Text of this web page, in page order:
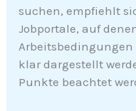
suchen, empfiehlt
Jobportale, auf
klar dargestellt
Punkte beachtet